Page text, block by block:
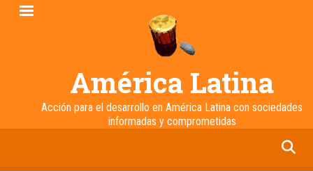
Pasar
América Latina
Acción para el desarrollo en América Latina con sociedades
informadas y comprometidas